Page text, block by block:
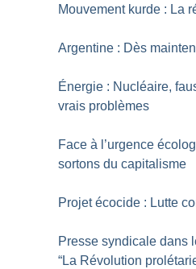
Mouvement kurde : La
Argentine : Dès
Énergie : Nucléaire,
vrais problèmes
Face à l’urgence
sortons du capitalisme
Projet écocide : Lutte
Presse syndicale dans
“La Révolution